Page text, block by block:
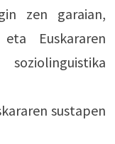
zen garaian,
Euskararen
sustapen